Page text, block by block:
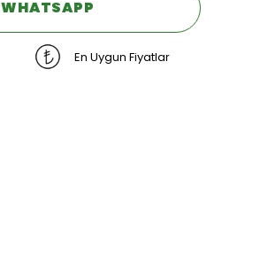
WHATSAPP
En Uygun Fiyatlar